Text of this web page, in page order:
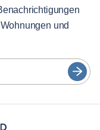
und